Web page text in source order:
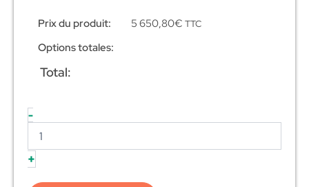
Prix du produit: 5 650,80€ TTC
Options totales:
Total:
-
+